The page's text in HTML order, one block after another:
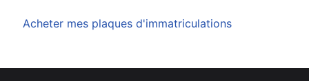
Acheter mes plaques d'immatriculations